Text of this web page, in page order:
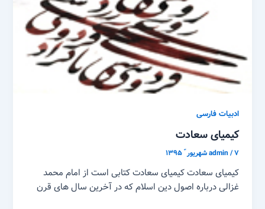
ادبیات فارسی
کیمیای سعادت
admin/۷ شهریور ّ ۱۳۹۵
کیمیای سعادت کیمیای سعادت کتابی است از امام محمد
غزالی درباره اصول دین اسلام که در آخرین سال های قرن